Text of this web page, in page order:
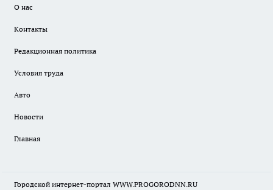
О нас
Контакты
Редакционная политика
Условия труда
Авто
Новости
Главная
Городской интернет-портал WWW.PROGORODNN.RU